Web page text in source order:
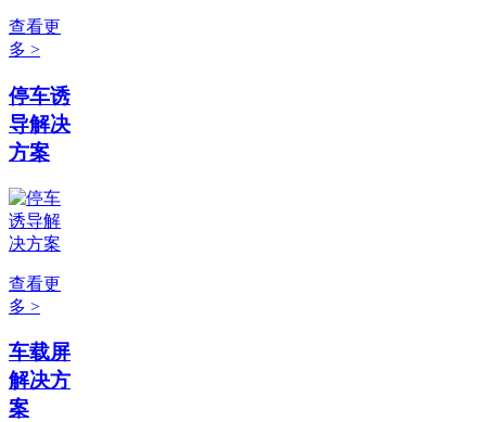
查看更
多 >
停车诱
导解决
方案
查看更
多 >
车载屏
解决方
案